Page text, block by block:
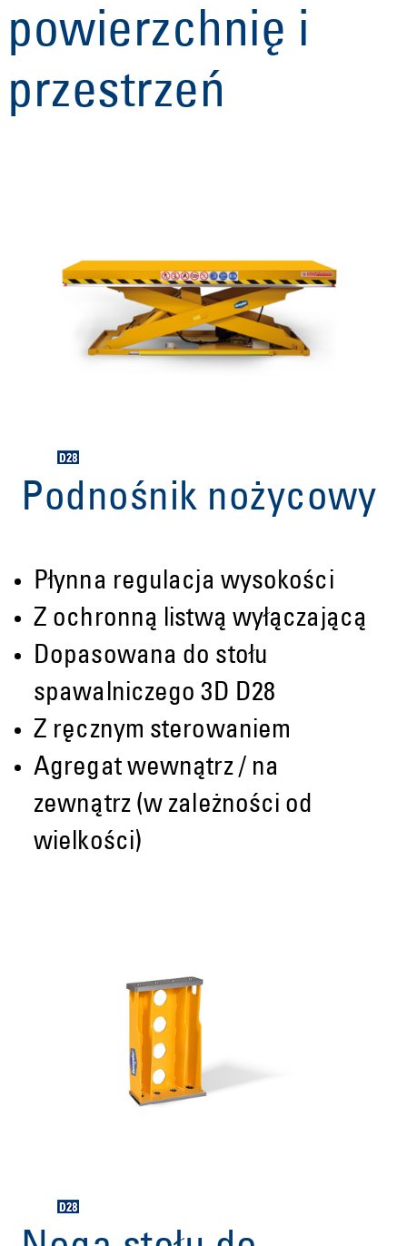
powierzchnię i
przestrzeń
Podnośnik nożycowy
Płynna regulacja wysokości
Z ochronną listwą wyłączającą
Dopasowana do stołu
spawalniczego 3D D28
Z ręcznym sterowaniem
Agregat wewnątrz / na
zewnątrz (w zależności od
wielkości)